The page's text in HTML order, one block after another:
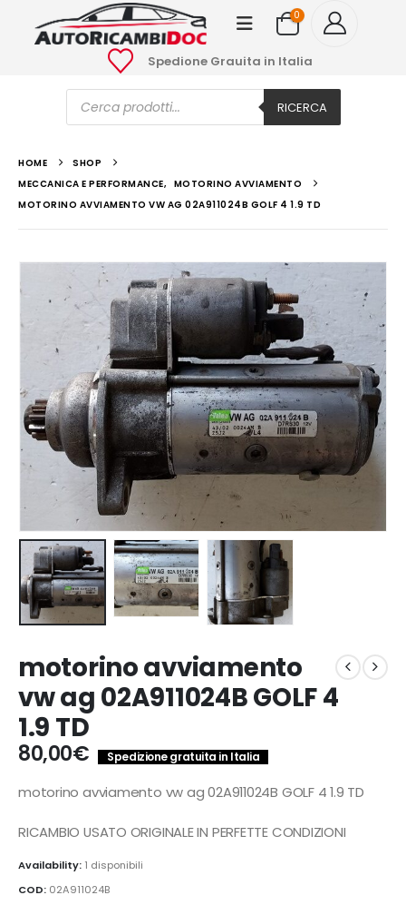
0
Spedione Grauita in Italia
Ricerca
prodotti RICERCA
HOME
SHOP
MECCANICA E PERFORMANCE, MOTORINO AVVIAMENTO
MOTORINO AVVIAMENTO VW AG 02A911024B GOLF 4 1.9 TD
motorino avviamento
vw ag 02A911024B GOLF 4
1.9 TD
80,00€ Spedizione gratuita in Italia
motorino avviamento vw ag 02A911024B GOLF 4 1.9 TD
RICAMBIO USATO ORIGINALE IN PERFETTE CONDIZIONI
Availability: 1 disponibili
COD: 02A911024B